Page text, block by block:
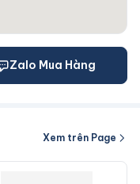
Zalo Mua Hàng
Xem trên Page